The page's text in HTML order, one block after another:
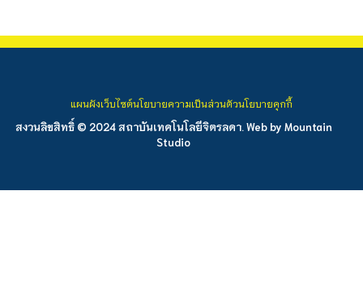
สงวนลิขสิทธิ์ © 2024 สถาบันเทคโนโลยีจิตรลดา. Web by Mountain
Studio
แผนผังเว็บไซต์นโยบายความเป็นส่วนตัวนโยบายคุกกี้